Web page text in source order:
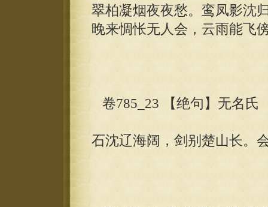
翠柏凝烟夜夜愁。鸾凤影沈
晚来惆怅无人会，云雨能飞
卷785_23 【绝句】无名氏
石沈辽海阔，剑别楚山长。